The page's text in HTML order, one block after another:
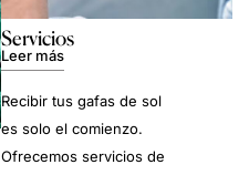
Servicios
Leer más
Recibir tus gafas de sol
es solo el comienzo.
Ofrecemos servicios de